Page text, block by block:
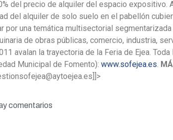
del precio de alquiler del espacio
del alquiler de solo suelo en el pabellón
por una temática multisectorial
de obras públicas, comercio, industria,
avalan la trayectoria de la Feria de Ejea.
Municipal de Fomento): www.sofejea.es.
comentarios